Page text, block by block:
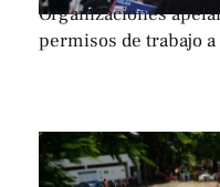
Organizaciones
permisos de trabajo